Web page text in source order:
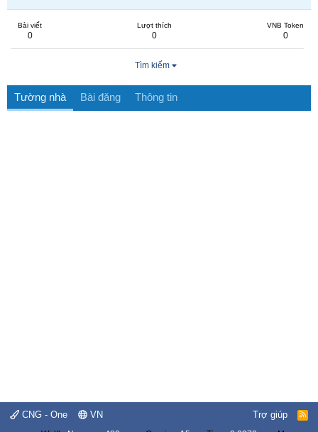
Bài viết
0
Lượt thích
0
VNB Token
0
Tìm kiếm
Tường nhà Bài đăng Thông tin
CNG - One VN Trợ giúp
R